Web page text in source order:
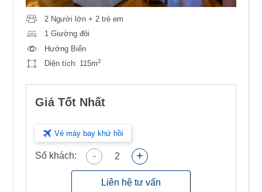
2 Người lớn + 2 trẻ em
1 Giường đôi
Hướng Biển
Diện tích: 115m2
Giá Tốt Nhất
Vé máy bay khứ hồi
Số khách: - 2 +
Liên hệ tư vấn